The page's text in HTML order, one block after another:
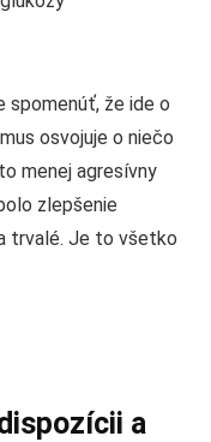
spomenúť, že ide o
osvojuje o niečo
menej agresívny
zlepšenie
trvalé. Je to všetko
a